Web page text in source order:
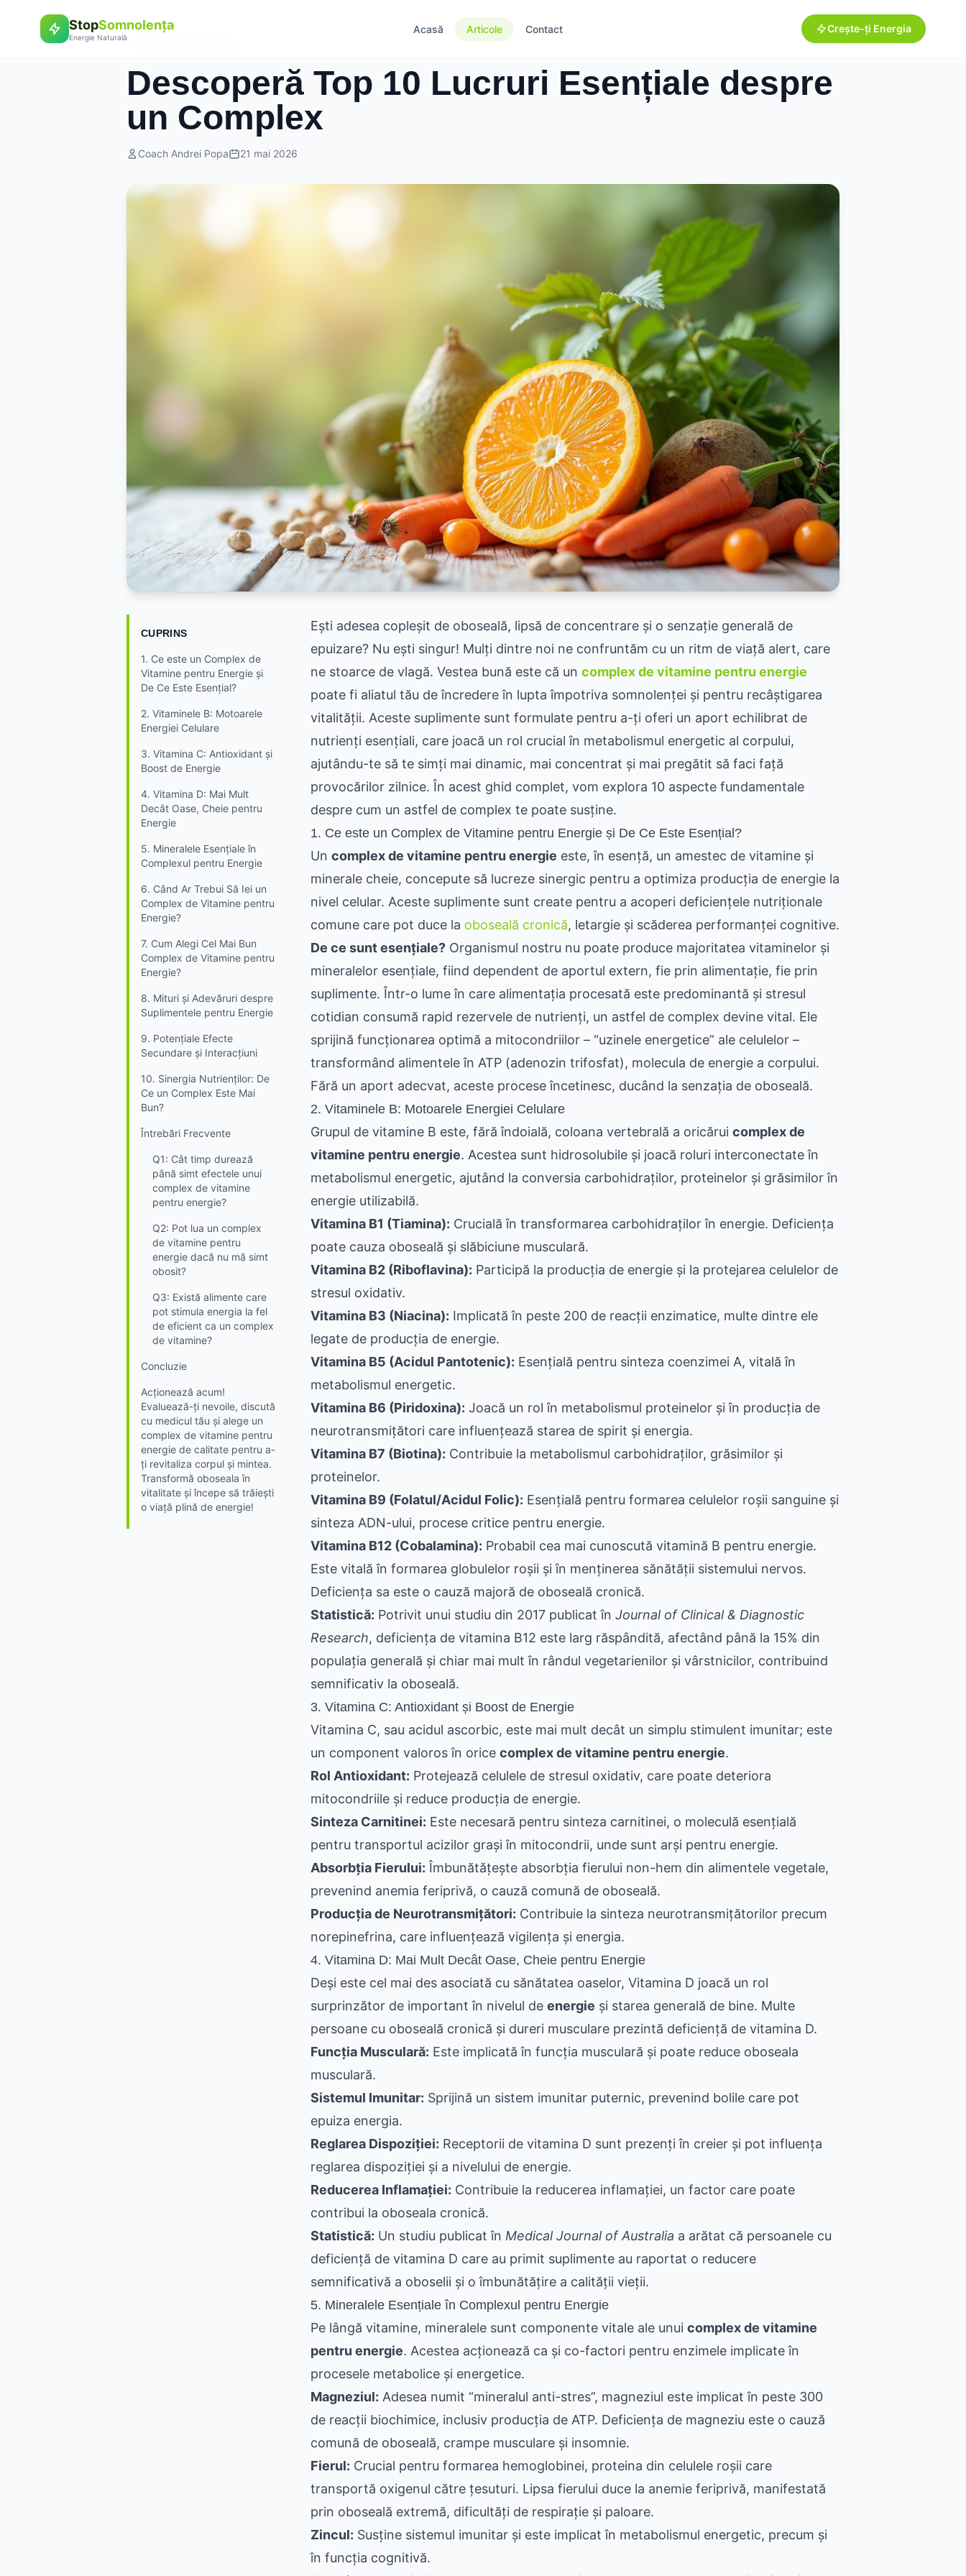
StopSomnolența
Energie Naturală
Acasă Articole Contact
Crește-ți Energia
Descoperă Top 10 Lucruri Esențiale despre
un Complex
Coach Andrei Popa 21 mai 2026
CUPRINS
1. Ce este un Complex de
Vitamine pentru Energie și
De Ce Este Esențial?
2. Vitaminele B: Motoarele
Energiei Celulare
3. Vitamina C: Antioxidant și
Boost de Energie
4. Vitamina D: Mai Mult
Decât Oase, Cheie pentru
Energie
5. Mineralele Esențiale în
Complexul pentru Energie
6. Când Ar Trebui Să Iei un
Complex de Vitamine pentru
Energie?
7. Cum Alegi Cel Mai Bun
Complex de Vitamine pentru
Energie?
8. Mituri și Adevăruri despre
Suplimentele pentru Energie
9. Potențiale Efecte
Secundare și Interacțiuni
10. Sinergia Nutrienților: De
Ce un Complex Este Mai
Bun?
Întrebări Frecvente
Q1: Cât timp durează
până simt efectele unui
complex de vitamine
pentru energie?
Q2: Pot lua un complex
de vitamine pentru
energie dacă nu mă simt
obosit?
Q3: Există alimente care
pot stimula energia la fel
de eficient ca un complex
de vitamine?
Concluzie
Acționează acum!
Evaluează-ți nevoile, discută
cu medicul tău și alege un
complex de vitamine pentru
energie de calitate pentru a-
ți revitaliza corpul și mintea.
Transformă oboseala în
vitalitate și începe să trăiești
o viață plină de energie!
Ești adesea copleșit de oboseală, lipsă de concentrare și o senzație generală de
epuizare? Nu ești singur! Mulți dintre noi ne confruntăm cu un ritm de viață alert, care
ne stoarce de vlagă. Vestea bună este că un complex de vitamine pentru energie
poate fi aliatul tău de încredere în lupta împotriva somnolenței și pentru recâștigarea
vitalității. Aceste suplimente sunt formulate pentru a-ți oferi un aport echilibrat de
nutrienți esențiali, care joacă un rol crucial în metabolismul energetic al corpului,
ajutându-te să te simți mai dinamic, mai concentrat și mai pregătit să faci față
provocărilor zilnice. În acest ghid complet, vom explora 10 aspecte fundamentale
despre cum un astfel de complex te poate susține.
1. Ce este un Complex de Vitamine pentru Energie și De Ce Este Esențial?
Un complex de vitamine pentru energie este, în esență, un amestec de vitamine și
minerale cheie, concepute să lucreze sinergic pentru a optimiza producția de energie la
nivel celular. Aceste suplimente sunt create pentru a acoperi deficiențele nutriționale
comune care pot duce la oboseală cronică, letargie și scăderea performanței cognitive.
De ce sunt esențiale? Organismul nostru nu poate produce majoritatea vitaminelor și
mineralelor esențiale, fiind dependent de aportul extern, fie prin alimentație, fie prin
suplimente. Într-o lume în care alimentația procesată este predominantă și stresul
cotidian consumă rapid rezervele de nutrienți, un astfel de complex devine vital. Ele
sprijină funcționarea optimă a mitocondriilor – “uzinele energetice” ale celulelor –
transformând alimentele în ATP (adenozin trifosfat), molecula de energie a corpului.
Fără un aport adecvat, aceste procese încetinesc, ducând la senzația de oboseală.
2. Vitaminele B: Motoarele Energiei Celulare
Grupul de vitamine B este, fără îndoială, coloana vertebrală a oricărui complex de
vitamine pentru energie. Acestea sunt hidrosolubile și joacă roluri interconectate în
metabolismul energetic, ajutând la conversia carbohidraților, proteinelor și grăsimilor în
energie utilizabilă.
Vitamina B1 (Tiamina): Crucială în transformarea carbohidraților în energie. Deficiența
poate cauza oboseală și slăbiciune musculară.
Vitamina B2 (Riboflavina): Participă la producția de energie și la protejarea celulelor de
stresul oxidativ.
Vitamina B3 (Niacina): Implicată în peste 200 de reacții enzimatice, multe dintre ele
legate de producția de energie.
Vitamina B5 (Acidul Pantotenic): Esențială pentru sinteza coenzimei A, vitală în
metabolismul energetic.
Vitamina B6 (Piridoxina): Joacă un rol în metabolismul proteinelor și în producția de
neurotransmițători care influențează starea de spirit și energia.
Vitamina B7 (Biotina): Contribuie la metabolismul carbohidraților, grăsimilor și
proteinelor.
Vitamina B9 (Folatul/Acidul Folic): Esențială pentru formarea celulelor roșii sanguine și
sinteza ADN-ului, procese critice pentru energie.
Vitamina B12 (Cobalamina): Probabil cea mai cunoscută vitamină B pentru energie.
Este vitală în formarea globulelor roșii și în menținerea sănătății sistemului nervos.
Deficiența sa este o cauză majoră de oboseală cronică.
Statistică: Potrivit unui studiu din 2017 publicat în Journal of Clinical & Diagnostic
Research, deficiența de vitamina B12 este larg răspândită, afectând până la 15% din
populația generală și chiar mai mult în rândul vegetarienilor și vârstnicilor, contribuind
semnificativ la oboseală.
3. Vitamina C: Antioxidant și Boost de Energie
Vitamina C, sau acidul ascorbic, este mai mult decât un simplu stimulent imunitar; este
un component valoros în orice complex de vitamine pentru energie.
Rol Antioxidant: Protejează celulele de stresul oxidativ, care poate deteriora
mitocondriile și reduce producția de energie.
Sinteza Carnitinei: Este necesară pentru sinteza carnitinei, o moleculă esențială
pentru transportul acizilor grași în mitocondrii, unde sunt arși pentru energie.
Absorbția Fierului: Îmbunătățește absorbția fierului non-hem din alimentele vegetale,
prevenind anemia feriprivă, o cauză comună de oboseală.
Producția de Neurotransmițători: Contribuie la sinteza neurotransmițătorilor precum
norepinefrina, care influențează vigilența și energia.
4. Vitamina D: Mai Mult Decât Oase, Cheie pentru Energie
Deși este cel mai des asociată cu sănătatea oaselor, Vitamina D joacă un rol
surprinzător de important în nivelul de energie și starea generală de bine. Multe
persoane cu oboseală cronică și dureri musculare prezintă deficiență de vitamina D.
Funcția Musculară: Este implicată în funcția musculară și poate reduce oboseala
musculară.
Sistemul Imunitar: Sprijină un sistem imunitar puternic, prevenind bolile care pot
epuiza energia.
Reglarea Dispoziției: Receptorii de vitamina D sunt prezenți în creier și pot influența
reglarea dispoziției și a nivelului de energie.
Reducerea Inflamației: Contribuie la reducerea inflamației, un factor care poate
contribui la oboseala cronică.
Statistică: Un studiu publicat în Medical Journal of Australia a arătat că persoanele cu
deficiență de vitamina D care au primit suplimente au raportat o reducere
semnificativă a oboselii și o îmbunătățire a calității vieții.
5. Mineralele Esențiale în Complexul pentru Energie
Pe lângă vitamine, mineralele sunt componente vitale ale unui complex de vitamine
pentru energie. Acestea acționează ca și co-factori pentru enzimele implicate în
procesele metabolice și energetice.
Magneziul: Adesea numit “mineralul anti-stres”, magneziul este implicat în peste 300
de reacții biochimice, inclusiv producția de ATP. Deficiența de magneziu este o cauză
comună de oboseală, crampe musculare și insomnie.
Fierul: Crucial pentru formarea hemoglobinei, proteina din celulele roșii care
transportă oxigenul către țesuturi. Lipsa fierului duce la anemie feriprivă, manifestată
prin oboseală extremă, dificultăți de respirație și paloare.
Zincul: Susține sistemul imunitar și este implicat în metabolismul energetic, precum și
în funcția cognitivă.